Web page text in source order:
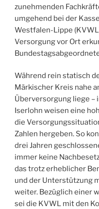
zunehmenden
umgehend bei der
Westfalen-Lippe
Versorgung vor Ort
Während rein statisch
Märkischer Kreis nahe
Überversorgung liege –
Iserlohn weisen eine
die
Zahlen hergeben. So
drei Jahren
immer keine
das trotz erheblicher
und der Unterstützung
weiter. Bezüglich einer
sei die KVWL mit den